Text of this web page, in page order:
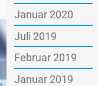
Januar 2020
Juli 2019
Februar 2019
Januar 2019